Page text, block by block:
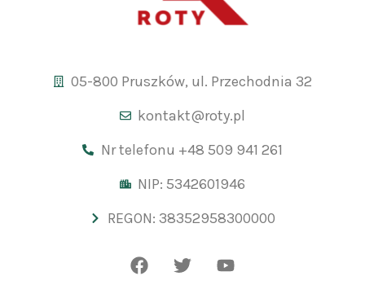
05-800 Pruszków, ul. Przechodnia 32
kontakt@roty.pl
Nr telefonu +48 509 941 261
NIP: 5342601946
REGON: 38352958300000